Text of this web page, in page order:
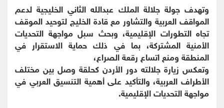
وتهدف جولة جلالة الملك عبدالله الثاني الخليجية لدعم
المواقف العربية والتشاور مع قادة الخليج لتوحيد الموقف
تجاه التطورات الإقليمية، وبحث سبل مواجهة التحديات
الأمنية المشتركة، بما في ذلك حماية الاستقرار في
المنطقة ومنع اتساع رقعة الصراع،
وتعكس زيارة جلالته دور الأردن كحلقة وصل بين مختلف
الأطراف العربية، والتأكيد على أهمية التنسيق العربي في
مواجهة التحديات الإقليمية.